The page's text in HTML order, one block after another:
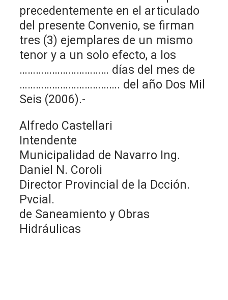
precedentemente en el articulado
del presente Convenio, se firman
tres (3) ejemplares de un mismo
tenor y a un solo efecto, a los
…………………………… días del mes de
………………………………. del año Dos Mil
Seis (2006).-
Alfredo Castellari
Intendente
Municipalidad de Navarro Ing.
Daniel N. Coroli
Director Provincial de la Dcción.
Pvcial.
de Saneamiento y Obras
Hidráulicas